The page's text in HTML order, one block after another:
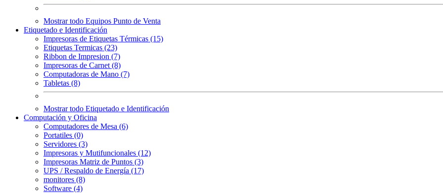
Mostrar todo Equipos Punto de Venta
Etiquetado e Identificación
Impresoras de Etiquetas Térmicas (15)
Etiquetas Termicas (23)
Ribbon de Impresion (7)
Impresoras de Carnet (8)
Computadoras de Mano (7)
Tabletas (8)
Mostrar todo Etiquetado e Identificación
Computación y Oficina
Computadores de Mesa (6)
Portatiles (0)
Servidores (3)
Impresoras y Mutifuncionales (12)
Impresoras Matriz de Puntos (3)
UPS / Respaldo de Energía (17)
monitores (8)
Software (4)